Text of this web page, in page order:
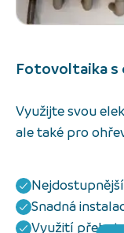
Fotovoltaika s
Využijte svou
ale také pro
Snadná
Využití